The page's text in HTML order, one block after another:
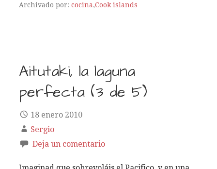
Archivado por: cocina,Cook islands
Aitutaki, la laguna
perfecta (3 de 5)
18 enero 2010
Sergio
Deja un comentario